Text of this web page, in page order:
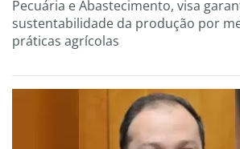
Pecuária e Abastecimento, visa
sustentabilidade da produção por
práticas agrícolas